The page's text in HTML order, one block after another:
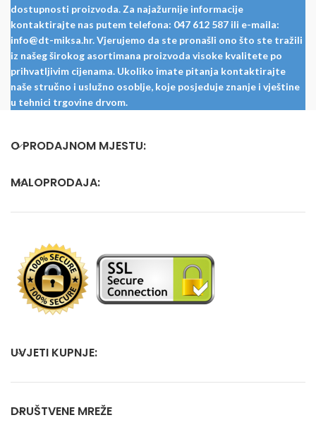
dostupnosti proizvoda. Za najažurnije informacije
kontaktirajte nas putem telefona: 047 612 587 ili e-maila:
info@dt-miksa.hr. Vjerujemo da ste pronašli ono što ste tražili
iz našeg širokog asortimana proizvoda visoke kvalitete po
prihvatljivim cijenama. Ukoliko imate pitanja kontaktirajte
naše stručno i uslužno osoblje, koje posjeduje znanje i vještine
u tehnici trgovine drvom.
O PRODAJNOM MJESTU:
MALOPRODAJA:
UVJETI KUPNJE:
DRUŠTVENE MREŽE